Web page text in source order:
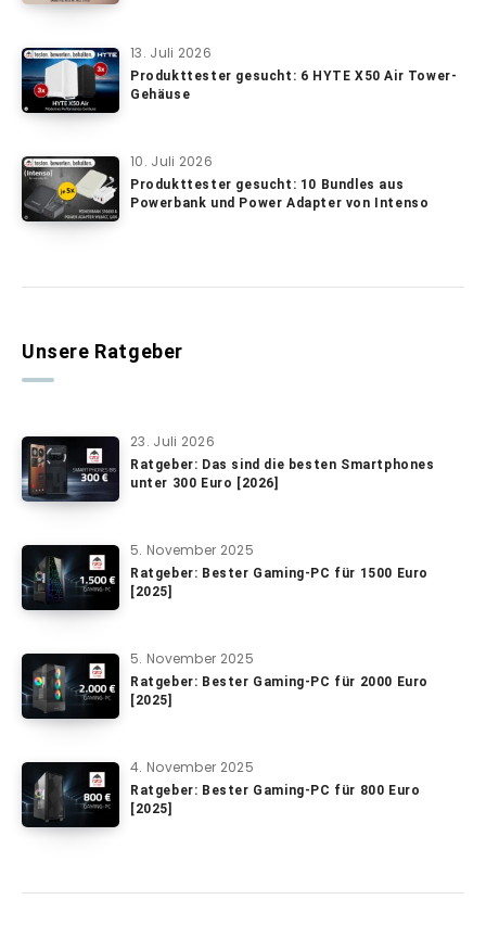
13. Juli 2026
Produkttester gesucht: 6 HYTE X50 Air Tower-
Gehäuse
10. Juli 2026
Produkttester gesucht: 10 Bundles aus
Powerbank und Power Adapter von Intenso
Unsere Ratgeber
23. Juli 2026
Ratgeber: Das sind die besten Smartphones
unter 300 Euro [2026]
5. November 2025
Ratgeber: Bester Gaming-PC für 1500 Euro
[2025]
5. November 2025
Ratgeber: Bester Gaming-PC für 2000 Euro
[2025]
4. November 2025
Ratgeber: Bester Gaming-PC für 800 Euro
[2025]